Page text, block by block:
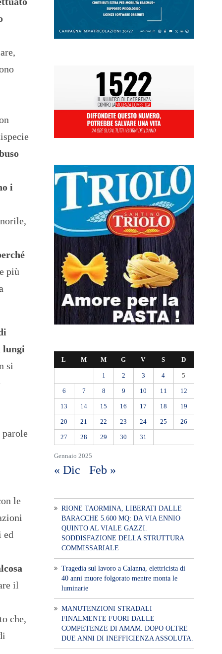
i
più
lungi
si
le
ed
il
che,
Gennaio 2025
L M M G V S D
1 2 3 4 5
6 7 8 9 10 11 12
13 14 15 16 17 18 19
20 21 22 23 24 25 26
27 28 29 30 31
« Dic Feb »
RIONE TAORMINA, LIBERATI DALLE
BARACCHE 5.600 MQ: DA VIA ENNIO
QUINTO AL VIALE GAZZI.
SODDISFAZIONE DELLA STRUTTURA
COMMISSARIALE
Tragedia sul lavoro a Calanna, elettricista di
40 anni muore folgorato mentre monta le
luminarie
MANUTENZIONI STRADALI
FINALMENTE FUORI DALLE
COMPETENZE DI AMAM. DOPO OLTRE
DUE ANNI DI INEFFICIENZA ASSOLUTA.